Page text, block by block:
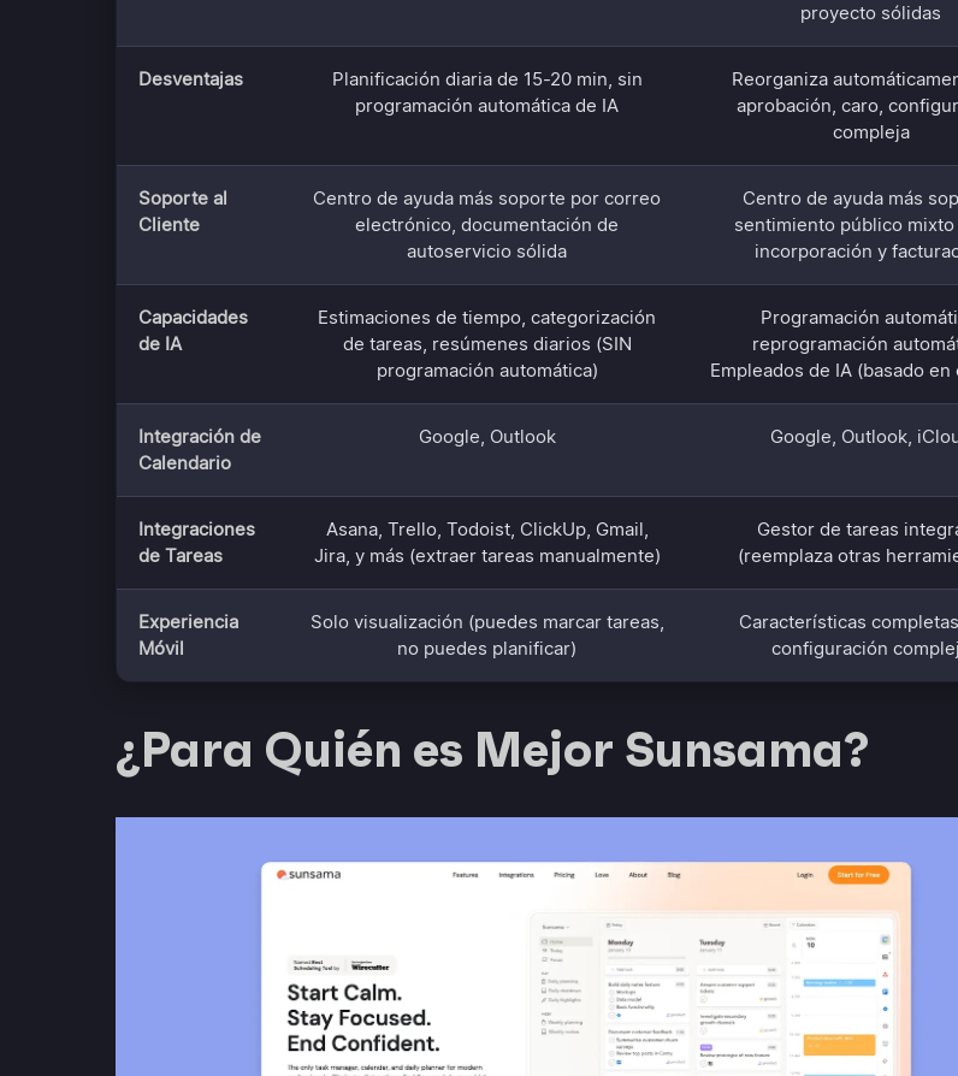
proyecto sólidas
Desventajas
Planificación diaria de 15-20 min, sin
programación automática de IA
Reorganiza
aprobación, caro,
compleja
Soporte al
Cliente
Centro de ayuda más soporte por correo
electrónico, documentación de
autoservicio sólida
Centro de ayuda más
sentimiento público
incorporación y
Capacidades
de IA
Estimaciones de tiempo, categorización
de tareas, resúmenes diarios (SIN
programación automática)
Programación
reprogramación
Empleados de IA (basado
Integración de
Calendario
Google, Outlook Google, Outlook,
Integraciones
de Tareas
Asana, Trello, Todoist, ClickUp, Gmail,
Jira, y más (extraer tareas manualmente)
Gestor de tareas
(reemplaza otras
Experiencia
Móvil
Solo visualización (puedes marcar tareas,
no puedes planificar)
Características
configuración
¿Para Quién es Mejor Sunsama?